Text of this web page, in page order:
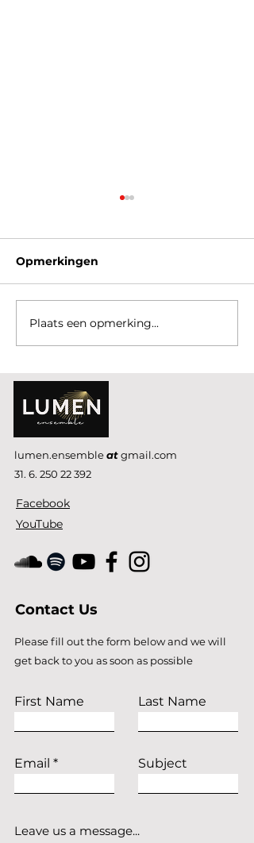
Timeless beauty of
flowers and music
Opmerkingen
Plaats een opmerking...
lumen.ensembleatgmail.com
31. 6. 250 22 392
Facebook
YouTube
Contact Us
Please fill out the form below and we will
get back to you as soon as possible
First Name Last Name
Email Subject
Leave us a message...